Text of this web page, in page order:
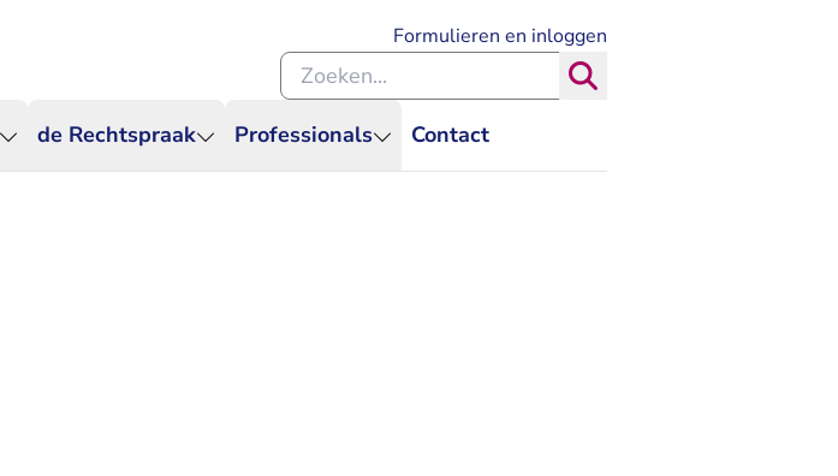
de Rechtspraak Professionals Contact
Formulieren en inloggen
Zoeken binnen de Rechtspraak